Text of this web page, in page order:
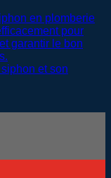
et son